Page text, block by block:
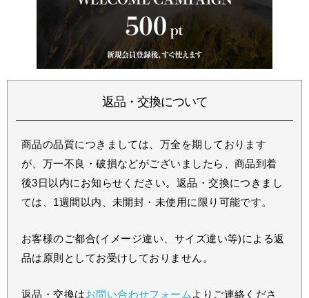
返品・交換について
商品の品質につきましては、万全を期しております
が、万一不良・破損などがございましたら、商品到着
後3日以内にお知らせください。返品・交換につきまし
ては、1週間以内、未開封・未使用に限り可能です。
お客様のご都合(イメージ違い、サイズ違い等)による返
品は原則としてお受けしておりません。
返品・交換はお問い合わせフォーム よりご連絡くださ